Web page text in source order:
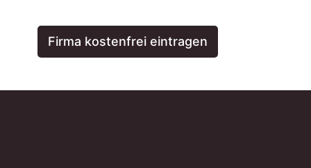
Firma kostenfrei eintragen